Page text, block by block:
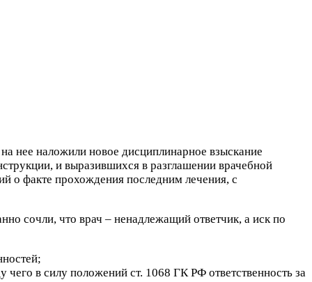
нее наложили новое дисциплинарное взыскание
и выразившихся в разглашении врачебной
о факте прохождения последним лечения, с
сочли, что врач – ненадлежащий ответчик, а иск по
в силу положений ст. 1068 ГК РФ ответственность за